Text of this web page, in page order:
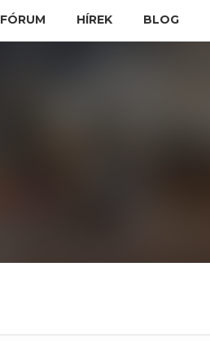
FÓRUM HÍREK BLOG